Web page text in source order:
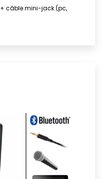
+ câble mini-jack (pc,